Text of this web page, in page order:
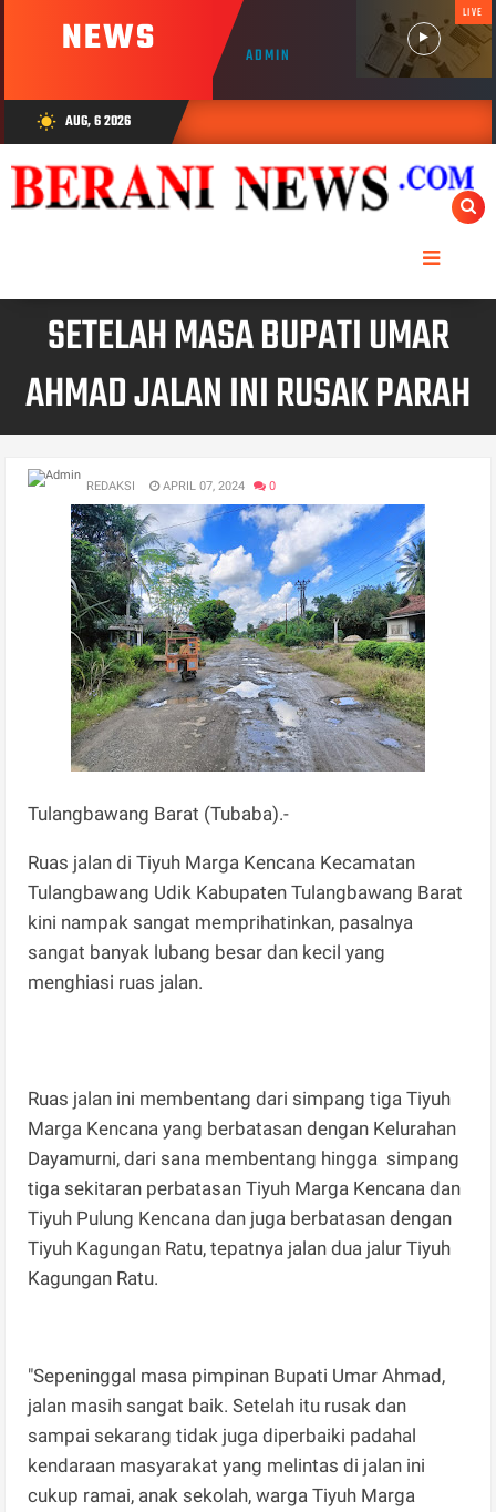
NEWS ADMIN
LIVE
wb_sunny AUG, 6 2026
SETELAH MASA BUPATI UMAR
AHMAD JALAN INI RUSAK PARAH
REDAKSI APRIL 07, 2024 0
Tulangbawang Barat (Tubaba).-
Ruas jalan di Tiyuh Marga Kencana Kecamatan
Tulangbawang Udik Kabupaten Tulangbawang Barat
kini nampak sangat memprihatinkan, pasalnya
sangat banyak lubang besar dan kecil yang
menghiasi ruas jalan.
Ruas jalan ini membentang dari simpang tiga Tiyuh
Marga Kencana yang berbatasan dengan Kelurahan
Dayamurni, dari sana membentang hingga simpang
tiga sekitaran perbatasan Tiyuh Marga Kencana dan
Tiyuh Pulung Kencana dan juga berbatasan dengan
Tiyuh Kagungan Ratu, tepatnya jalan dua jalur Tiyuh
Kagungan Ratu.
"Sepeninggal masa pimpinan Bupati Umar Ahmad,
jalan masih sangat baik. Setelah itu rusak dan
sampai sekarang tidak juga diperbaiki padahal
kendaraan masyarakat yang melintas di jalan ini
cukup ramai, anak sekolah, warga Tiyuh Marga